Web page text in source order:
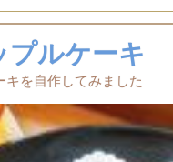
プルケーキ
キを自作してみました